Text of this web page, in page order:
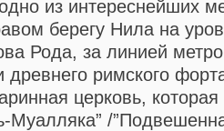
из интереснейших
берегу Нила на
Рода, за линией
древнего римского
церковь,
Муалляка” /